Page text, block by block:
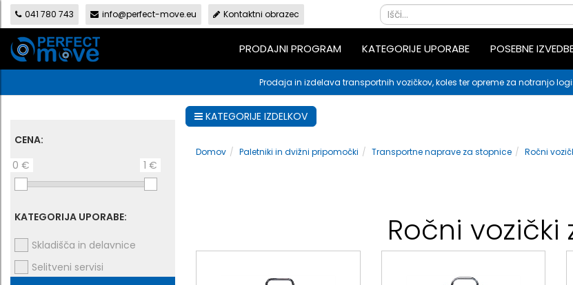
041 780 743 info@perfect-move.eu Kontaktni obrazec
PRODAJNI PROGRAM KATEGORIJE UPORABE POSEBNE
Prodaja in izdelava transportnih vozičkov, koles ter opreme za notranjo
CENA:
0 €
1 €
KATEGORIJA UPORABE:
Skladišča in delavnice
Selitveni servisi
KATEGORIJE IZDELKOV
Domov Paletniki in dvižni pripomočki Transportne naprave za stopnice Ročni
Ročni